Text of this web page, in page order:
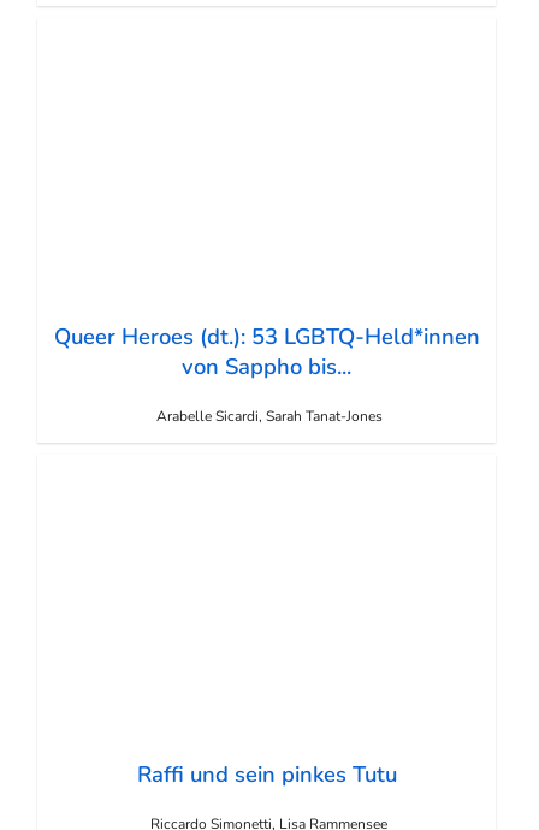
Queer Heroes (dt.): 53 LGBTQ-Held*innen
von Sappho bis...
Arabelle Sicardi, Sarah Tanat-Jones
Raffi und sein pinkes Tutu
Riccardo Simonetti, Lisa Rammensee